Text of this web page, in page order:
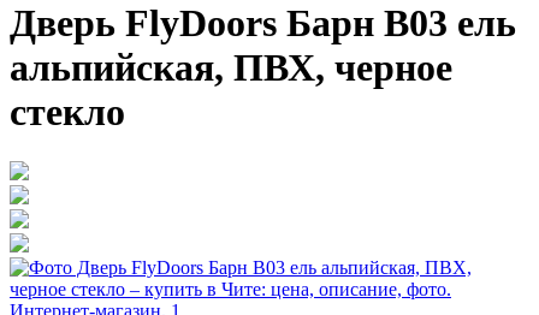
Дверь FlyDoors Барн B03 ель
альпийская, ПВХ, черное
стекло